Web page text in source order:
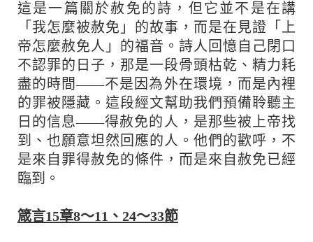
這是一篇關於赦免的詩，但它並不是在講
「我怎麼被赦免」的故事，而是在見證「上
帝怎麼赦免人」的福音。詩人回憶自己閉口
不認罪的日子，那是一段骨頭枯乾、精力耗
盡的時間——不是因為外在環境，而是內裡
的罪被隱藏。這段經文幫助我們預備聆聽主
日的信息——得赦免的人，是那些被上帝找
到、也願意坦然回應的人。他們的歡呼，不
是來自罪得赦免的條件，而是來自赦免已經
臨到。
箴言15章8～11、24～33節